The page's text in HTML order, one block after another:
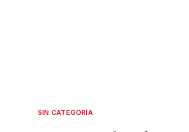
SIN CATEGORÍA